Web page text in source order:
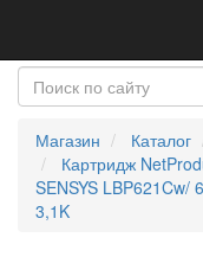
Магазин Каталог
Картридж
SENSYS LBP621Cw/
3,1K